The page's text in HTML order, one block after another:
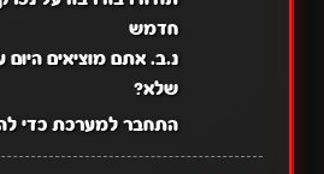
חדמש
נ.ב. אתם מוציאים
שלא?
התחבר למערכת כדי